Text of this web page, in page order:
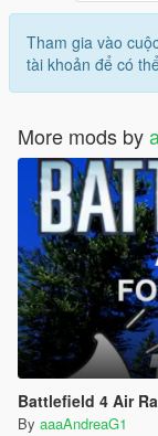
Tham gia vào
tài khoản để có
More mods by
Battlefield 4 Air
By aaaAndreaG1